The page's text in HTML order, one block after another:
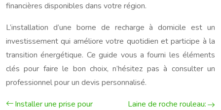
financières disponibles dans votre région.
L’installation d’une borne de recharge à domicile est un
investissement qui améliore votre quotidien et participe à la
transition énergétique. Ce guide vous a fourni les éléments
clés pour faire le bon choix, n’hésitez pas à consulter un
professionnel pour un devis personnalisé.
Installer une prise pour
Laine de roche rouleau: